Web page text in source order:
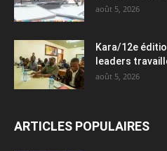
août 5, 2026
Kara/12e
leaders
août 5, 2026
ARTICLES POPULAIRES